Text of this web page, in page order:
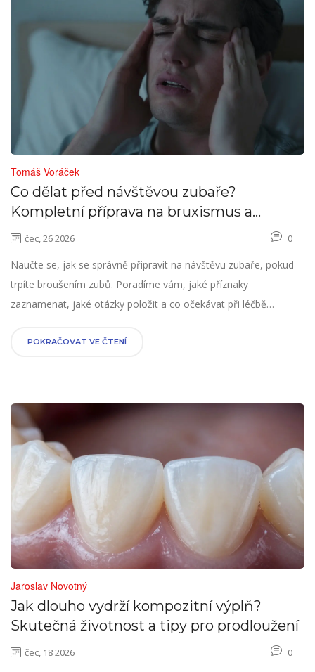
Tomáš Voráček
Co dělat před návštěvou zubaře?
Kompletní příprava na bruxismus a
broušení zubů
čec, 26 2026 0
Naučte se, jak se správně připravit na návštěvu zubaře, pokud
trpíte broušením zubů. Poradíme vám, jaké příznaky
zaznamenat, jaké otázky položit a co očekávat při léčbě
POKRAČOVAT VE ČTENÍ
Jaroslav Novotný
Jak dlouho vydrží kompozitní výplň?
Skutečná životnost a tipy pro prodloužení
čec, 18 2026 0